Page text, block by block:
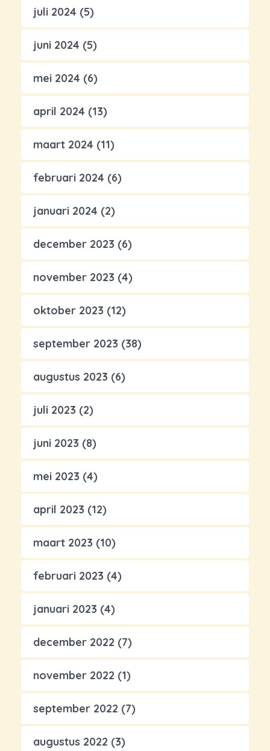
juli 2024 (5)
juni 2024 (5)
mei 2024 (6)
april 2024 (13)
maart 2024 (11)
februari 2024 (6)
januari 2024 (2)
december 2023 (6)
november 2023 (4)
oktober 2023 (12)
september 2023 (38)
augustus 2023 (6)
juli 2023 (2)
juni 2023 (8)
mei 2023 (4)
april 2023 (12)
maart 2023 (10)
februari 2023 (4)
januari 2023 (4)
december 2022 (7)
november 2022 (1)
september 2022 (7)
augustus 2022 (3)